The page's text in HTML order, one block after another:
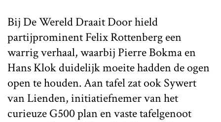
Bij De Wereld Draait Door hield
partijprominent Felix Rottenberg een
warrig verhaal, waarbij Pierre Bokma en
Hans Klok duidelijk moeite hadden de ogen
open te houden. Aan tafel zat ook Sywert
van Lienden, initiatiefnemer van het
curieuze G500 plan en vaste tafelgenoot